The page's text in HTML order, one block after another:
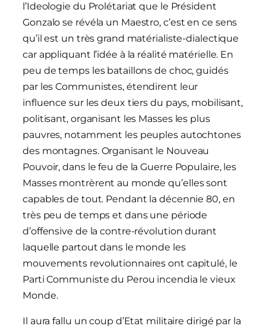
l’Ideologie du Prolétariat que le Président
Gonzalo se révéla un Maestro, c’est en ce sens
qu’il est un très grand matérialiste-dialectique
car appliquant l’idée à la réalité matérielle. En
peu de temps les bataillons de choc, guidés
par les Communistes, étendirent leur
influence sur les deux tiers du pays, mobilisant,
politisant, organisant les Masses les plus
pauvres, notamment les peuples autochtones
des montagnes. Organisant le Nouveau
Pouvoir, dans le feu de la Guerre Populaire, les
Masses montrèrent au monde qu’elles sont
capables de tout. Pendant la décennie 80, en
très peu de temps et dans une période
d’offensive de la contre-révolution durant
laquelle partout dans le monde les
mouvements revolutionnaires ont capitulé, le
Parti Communiste du Perou incendia le vieux
Monde.
Il aura fallu un coup d’Etat militaire dirigé par la